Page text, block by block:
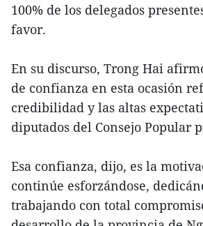
100% de los delegados
favor.
En su discurso, Trong Hai
de confianza en esta ocasión
credibilidad y las altas
diputados del Consejo Popular
Esa confianza, dijo, es la
continúe esforzándose,
trabajando con total